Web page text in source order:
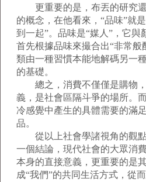
更重要的是，布丟的研究還
的概念，在他看來，“品味”就
到一起”。品味是“媒人”，它與
首先根據品味來撮合出“非常
類由一種習慣本能地解碼另一
的基礎。
總之，消費不僅僅是購物，
義，是社會區隔斗爭的場所。
冷感覺中產生的具體需要的滿
品。
從以上社會學諸視角的觀點
一個結論，現代社會的大眾消
本身的直接意義，更重要的是
成“我們”的共同生活方式，從